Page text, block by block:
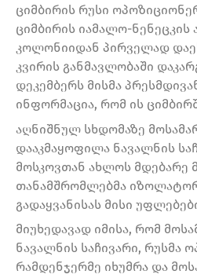
ციმბირის რუსი
ციმბირის იამალო-
კოლონიიდან პირველად
კვირის განმავლობაში
დეკემბერს მისმა
ინფორმაცია, რომ ის
აღნიშნულ სხდომაზე
დააკმაყოფილა ნავალნის
მოსკოვთან ახლოს მდებარე
თანამშრომლებმა
გადაყვანისას მისი
მიუხედავად იმისა, რომ
ნავალნის საჩივარი, რუსმა
რამდენჯერმე იხუმრა და